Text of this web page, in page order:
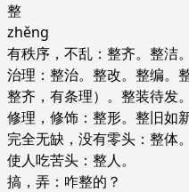
整
zhěng
有秩序，不乱：整齐。整洁
治理：整治。整改。整编。
整齐，有条理）。整装待发。
修理，修饰：整形。整旧如新
完全无缺，没有零头：整体。
使人吃苦头：整人。
搞，弄：咋整的？